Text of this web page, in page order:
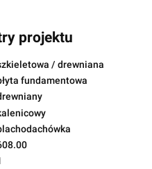
projektu
/ drewniana
fundamentowa